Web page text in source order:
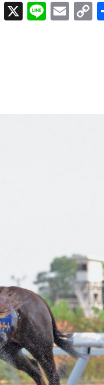
Facebook
X Line